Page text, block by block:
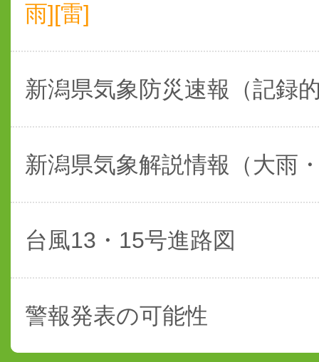
雨][雷]
新潟県気象防災速報（記録
新潟県気象解説情報（大雨
台風13・15号進路図
警報発表の可能性